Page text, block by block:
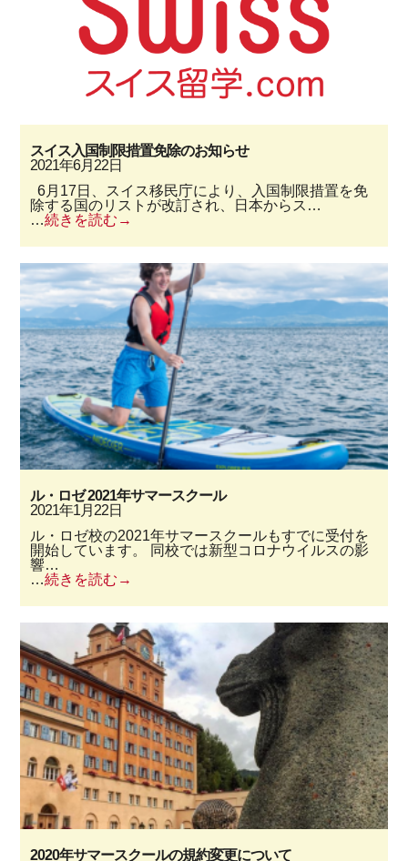
スイス入国制限措置免除のお知らせ
2021年6月22日
6月17日、スイス移民庁により、入国制限措置を免
除する国のリストが改訂され、日本からス…
…続きを読む
ル・ロゼ 2021年サマースクール
2021年1月22日
ル・ロゼ校の2021年サマースクールもすでに受付を
開始しています。 同校では新型コロナウイルスの影
響…
…続きを読む
2020年サマースクールの規約変更について